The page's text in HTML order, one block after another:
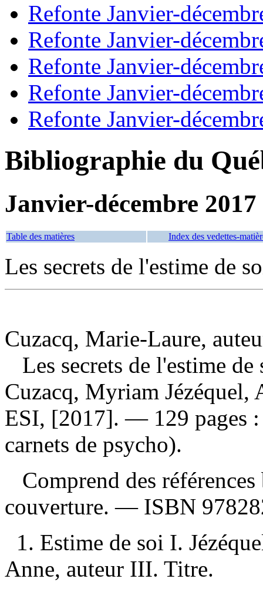
Refonte Janvier-
Refonte Janvier-
Refonte Janvier-
Refonte Janvier-
Refonte Janvier-
Bibliographie du
Janvier-décembre 2017
Table des matières Index des vedettes-
Les secrets de l'estime de
Cuzacq, Marie-Laure,
Les secrets de l'estime
Cuzacq, Myriam
ESI, [2017]. — 129 pages
carnets de psycho).
Comprend des
couverture. — ISBN
1. Estime de soi I.
Anne, auteur III. Titre.